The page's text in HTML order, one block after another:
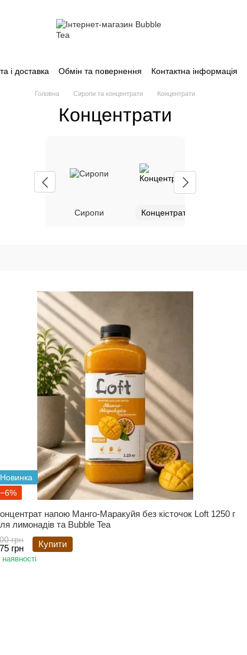
і доставка Обмін та повернення Контактна інформація
Головна Сиропи та концентрати Концентрати
Концентрати
Сиропи Концентрати
Новинка
−6%
напою Манго-Маракуйя без кісточок Loft 1250 г
лимонадів та Bubble Tea
грн
грн Купити
наявності